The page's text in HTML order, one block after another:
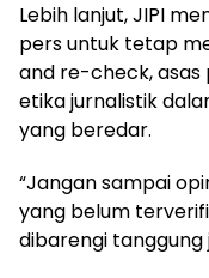
Lebih lanjut, JIPI
pers untuk tetap
and re-check,
etika jurnalistik
yang beredar.
“Jangan sampai
yang belum
dibarengi tanggung